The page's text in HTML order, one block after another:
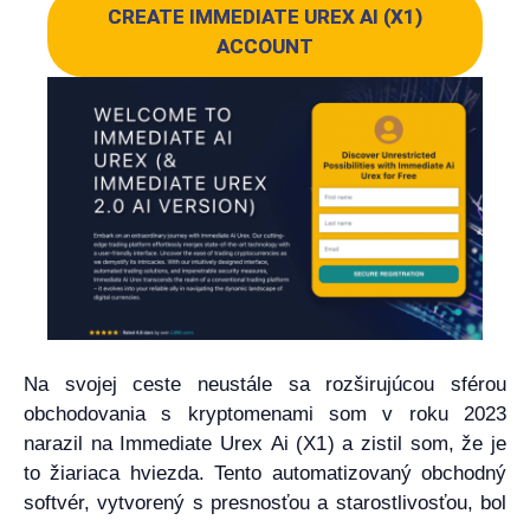
CREATE IMMEDIATE UREX AI (X1)
ACCOUNT
Na svojej ceste neustále sa rozširujúcou sférou
obchodovania s kryptomenami som v roku 2023
narazil na Immediate Urex Ai (X1) a zistil som, že je
to žiariaca hviezda. Tento automatizovaný obchodný
softvér, vytvorený s presnosťou a starostlivosťou, bol